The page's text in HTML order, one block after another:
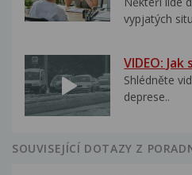
vypjatých
VIDEO:
Shlédněte
deprese..
SOUVISEJÍCÍ DOTAZY Z